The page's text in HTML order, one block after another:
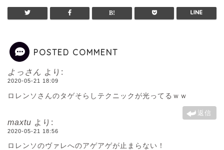
POSTED COMMENT
よっさん より:
2020-05-21 18:09
ロレンソさんのタゲそらしテクニックが光ってるｗｗ
返信
maxtu より:
2020-05-21 18:56
ロレンソのヴァレへのアゲアゲが止まらない！